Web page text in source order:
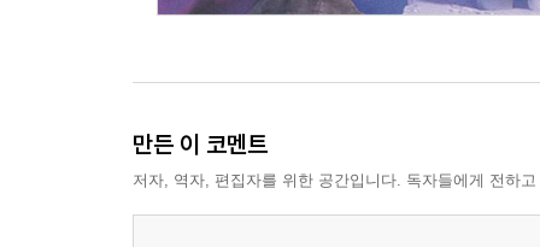
만든 이 코멘트
저자, 역자, 편집자를 위한 공간입니다. 독자들에게 전하